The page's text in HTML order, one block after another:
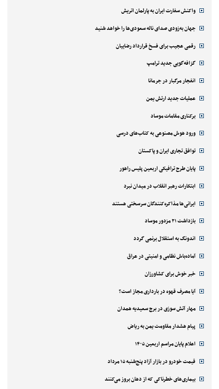
واکنش سفارت ایران به پارلمان اتریش
جهان به‌زودی صدای ناله سعودی‌ها را خواهد شنید
رقمی عجیب برای فسخ قرارداد رضاییان
گزافه‌گویی جدید ترامپ
انفجار مرگبار در جرمانا
عملیات جدید ارتش یمن
برکناری مقامات موساد
ورود هوش مصنوعی به کتاب‌های درسی
توافق تجاری ایران و پاکستان
پایان طرح ترافیکی اربعین پلیس راهور
ابتکارات رهبر انقلاب در میدان نبرد
ایرانی‌ها مذاکره‌کنندگان سرسختی هستند
بازداشت ۲۱ مزدور موساد
اندونگ به استقلال برنمی گردد
آماده‌باش نظامی و امنیتی در عراق
خبر خوش برای کشاورزان
آیا مصرف قهوه در بارداری مجاز است؟
مهار آتش سوزی در برج سعیدیه همدان
پیام هشدار مقاومت یمن به ریاض
اعلام پایان مراسم اربعین ۱۴۰۵
قیمت خودرو در بازار آزاد پنج‌شنبه ۱۵ مرداد
بیماری‌های خطرناکی که از دهان بروز می‌کنند